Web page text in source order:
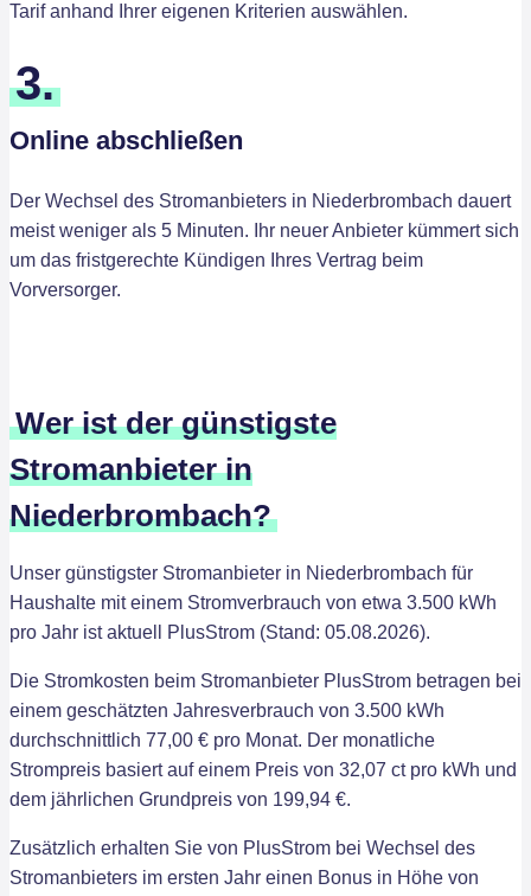
Tarif anhand Ihrer eigenen Kriterien auswählen.
3.
Online abschließen
Der Wechsel des Stromanbieters in Niederbrombach dauert
meist weniger als 5 Minuten. Ihr neuer Anbieter kümmert sich
um das fristgerechte Kündigen Ihres Vertrag beim
Vorversorger.
Wer ist der günstigste
Stromanbieter in
Niederbrombach?
Unser günstigster Stromanbieter in Niederbrombach für
Haushalte mit einem Stromverbrauch von etwa 3.500 kWh
pro Jahr ist aktuell PlusStrom (Stand: 05.08.2026).
Die Stromkosten beim Stromanbieter PlusStrom betragen bei
einem geschätzten Jahresverbrauch von 3.500 kWh
durchschnittlich 77,00 € pro Monat. Der monatliche
Strompreis basiert auf einem Preis von 32,07 ct pro kWh und
dem jährlichen Grundpreis von 199,94 €.
Zusätzlich erhalten Sie von PlusStrom bei Wechsel des
Stromanbieters im ersten Jahr einen Bonus in Höhe von